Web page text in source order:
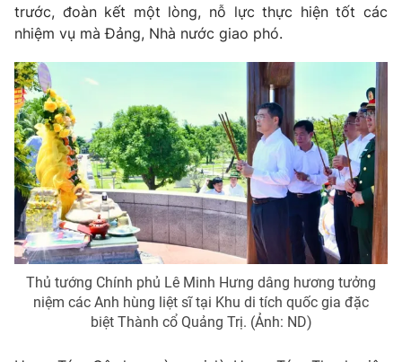
trước, đoàn kết một lòng, nỗ lực thực hiện tốt các
nhiệm vụ mà Đảng, Nhà nước giao phó.
Thủ tướng Chính phủ Lê Minh Hưng dâng hương tưởng
niệm các Anh hùng liệt sĩ tại Khu di tích quốc gia đặc
biệt Thành cổ Quảng Trị. (Ảnh: ND)